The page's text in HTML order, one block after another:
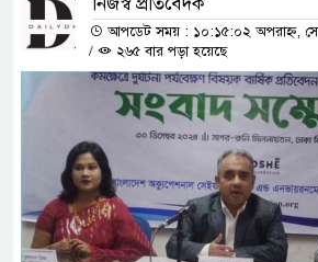
আপডেট সময় : ১০:১৫:০২ অপরাহ্ন,
/
২৬৫ বার পড়া হয়েছে